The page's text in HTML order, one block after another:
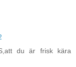
du är frisk kära